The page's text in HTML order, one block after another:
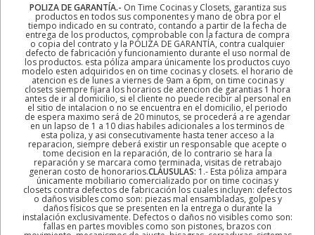
POLIZA DE GARANTÍA.- On Time Cocinas y Closets, garantiza sus
productos en todos sus componentes y mano de obra por el
tiempo indicado en su contrato, contando a partir de la fecha de
entrega de los productos, comprobable con la factura de compra
o copia del contrato y la PÓLIZA DE GARANTÍA, contra cualquier
defecto de fabricación y funcionamiento durante el uso normal de
los productos. esta póliza ampara únicamente los productos cuyo
modelo esten adquiridos en on time cocinas y closets. el horario de
atencion es de lunes a viernes de 9am a 6pm, on time cocinas y
closets siempre fijara los horarios de atencion de garantias 1 hora
antes de ir al domicilio, si el cliente no puede recibir al personal en
el sitio de intalacion o no se encuentra en el domicilio, el periodo
de espera maximo será de 20 minutos, se procederá a re agendar
en un lapso de 1 a 10 dias habiles adicionales a los terminos de
esta poliza, y asi consecutivamente hasta tener acceso a la
reparacion, siempre deberá existir un responsable que acepte o
tome decision en la reparación, de lo contrario se hara la
reparación y se marcara como terminada, visitas de retrabajo
generan costo de honorarios.CLÁUSULAS: 1.- Esta póliza ampara
únicamente mobiliario comercializado por on time cocinas y
closets contra defectos de fabricación los cuales incluyen: defectos
o daños visibles como son: piezas mal ensambladas, golpes y
daños físicos que se presenten en la entrega o durante la
instalación exclusivamente. Defectos o daños no visibles como son:
fallas en partes movibles como son pistones, brazos con